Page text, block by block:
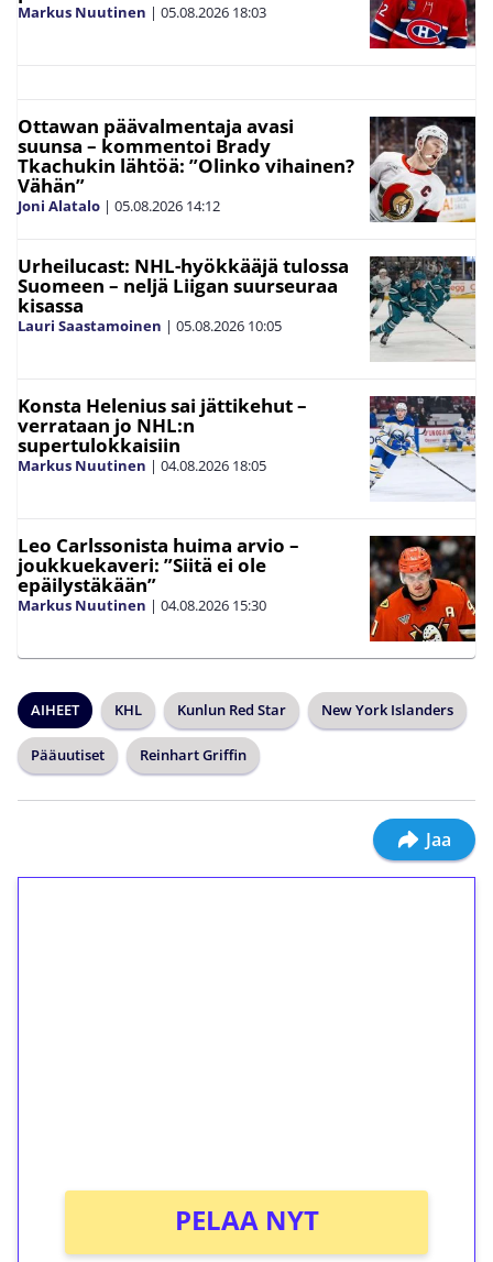
Markus Nuutinen | 05.08.2026 18:03
Ottawan päävalmentaja avasi
suunsa – kommentoi Brady
Tkachukin lähtöä: ”Olinko vihainen?
Vähän”
Joni Alatalo | 05.08.2026 14:12
Urheilucast: NHL-hyökkääjä tulossa
Suomeen – neljä Liigan suurseuraa
kisassa
Lauri Saastamoinen | 05.08.2026 10:05
Konsta Helenius sai jättikehut –
verrataan jo NHL:n
supertulokkaisiin
Markus Nuutinen | 04.08.2026 18:05
Leo Carlssonista huima arvio –
joukkuekaveri: ”Siitä ei ole
epäilystäkään”
Markus Nuutinen | 04.08.2026 15:30
AIHEET KHL Kunlun Red Star New York Islanders
Pääuutiset Reinhart Griffin
Jaa
PELAA NYT